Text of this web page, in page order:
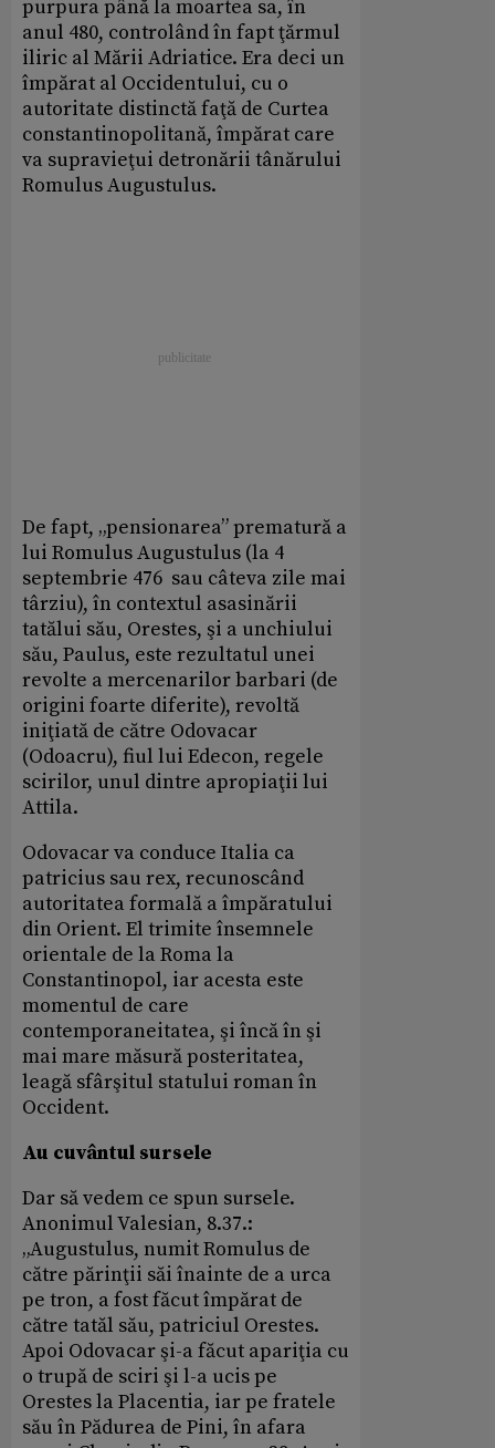
purpura până la moartea sa, în
anul 480, controlând în fapt ţărmul
iliric al Mării Adriatice. Era deci un
împărat al Occidentului, cu o
autoritate distinctă faţă de Curtea
constantinopolitană, împărat care
va supravieţui detronării tânărului
Romulus Augustulus.
De fapt, „pensionarea” prematură a
lui Romulus Augustulus (la 4
septembrie 476 sau câteva zile mai
târziu), în contextul asasinării
tatălui său, Orestes, şi a unchiului
său, Paulus, este rezultatul unei
revolte a mercenarilor barbari (de
origini foarte diferite), revoltă
iniţiată de către Odovacar
(Odoacru), fiul lui Edecon, regele
scirilor, unul dintre apropiaţii lui
Attila.
Odovacar va conduce Italia ca
patricius sau rex, recunoscând
autoritatea formală a împăratului
din Orient. El trimite însemnele
orientale de la Roma la
Constantinopol, iar acesta este
momentul de care
contemporaneitatea, şi încă în şi
mai mare măsură posteritatea,
leagă sfârşitul statului roman în
Occident.
Au cuvântul sursele
Dar să vedem ce spun sursele.
Anonimul Valesian, 8.37.:
„Augustulus, numit Romulus de
către părinţii săi înainte de a urca
pe tron, a fost făcut împărat de
către tatăl său, patriciul Orestes.
Apoi Odovacar şi-a făcut apariţia cu
o trupă de sciri şi l-a ucis pe
Orestes la Placentia, iar pe fratele
său în Pădurea de Pini, în afara